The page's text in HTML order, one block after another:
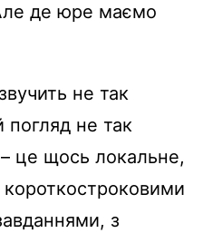
де юре маємо
не так
не так
це щось локальне,
з